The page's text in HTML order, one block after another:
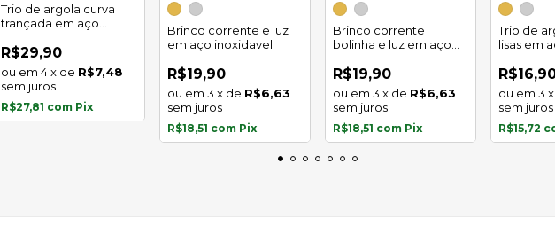
Trio de argola curva
trançada em aço
R$29,90
4 x de R$7,48
sem juros
R$27,81 com Pix
Brinco corrente e luz
em aço inoxidavel
R$19,90
3 x de R$6,63
sem juros
R$18,51 com Pix
Brinco corrente
bolinha e luz em aço
R$19,90
3 x de R$6,63
sem juros
R$18,51 com Pix
Trio de
lisas em
3 x
sem juros
R$15,72